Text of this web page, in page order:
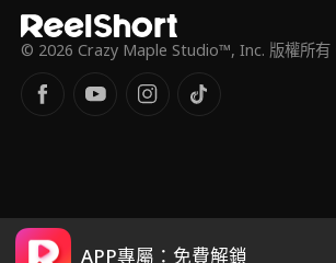
© 2026 Crazy Maple Studio™, Inc. 版權所有
APP專屬：免費解鎖